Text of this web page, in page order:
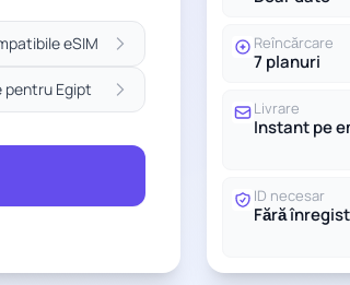
eSIM
pentru Egipt
Reîncărcare
7 planuri
Livrare
Instant pe
ID necesar
Fără